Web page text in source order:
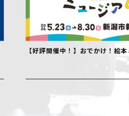
【好評開催中！】おでかけ！絵本ミ